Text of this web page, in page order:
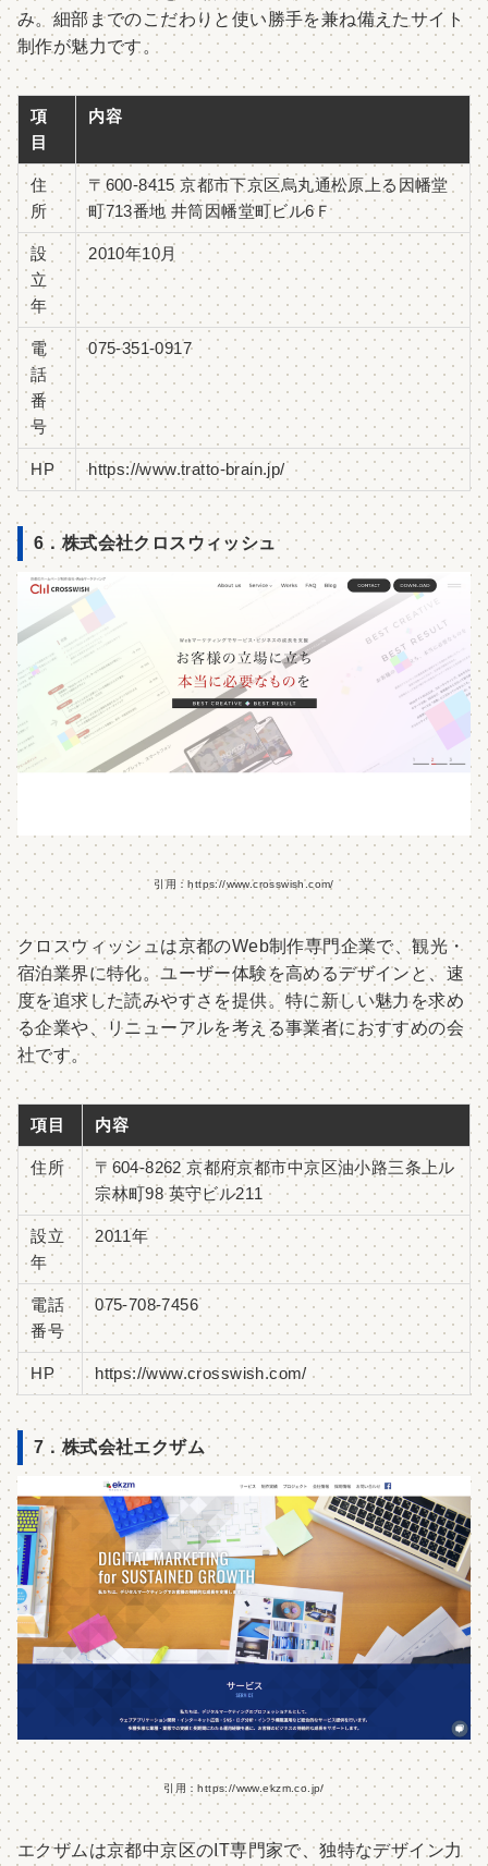
み。細部までのこだわりと使い勝手を兼ね備えたサイト
制作が魅力です。
項
目
内容
住
所
〒600-8415 京都市下京区烏丸通松原上る因幡堂
町713番地 井筒因幡堂町ビル6Ｆ
設
立
年
2010年10月
電
話
番
号
075-351-0917
HP https://www.tratto-brain.jp/
6．株式会社クロスウィッシュ
引用：https://www.crosswish.com/
クロスウィッシュは京都のWeb制作専門企業で、観光・
宿泊業界に特化。ユーザー体験を高めるデザインと、速
度を追求した読みやすさを提供。特に新しい魅力を求め
る企業や、リニューアルを考える事業者におすすめの会
社です。
項目 内容
住所
〒604-8262 京都府京都市中京区油小路三条上ル
宗林町98 英守ビル211
設立
年
2011年
電話
番号
075-708-7456
HP https://www.crosswish.com/
7．株式会社エクザム
引用：https://www.ekzm.co.jp/
エクザムは京都中京区のIT専門家で、独特なデザイン力